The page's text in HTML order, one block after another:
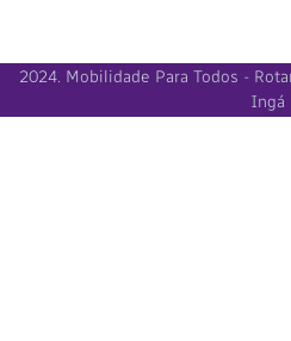
2024. Mobilidade Para Todos -
Ingá